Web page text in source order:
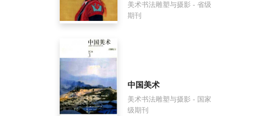
美术书法雕塑与摄影 - 省级
期刊
中国美术
美术书法雕塑与摄影 - 国家
级期刊